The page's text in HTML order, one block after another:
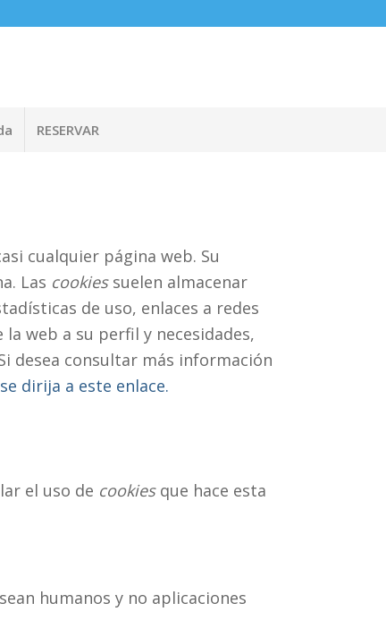
RESERVAR
cualquier página web. Su
Las cookiessuelen almacenar
de uso, enlaces a redes
web a su perfil y necesidades,
desea consultar más información
dirija a este enlace.
el uso de cookiesque hace esta
humanos y no aplicaciones